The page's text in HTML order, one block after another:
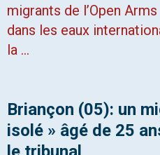
migrants de l’Open
dans les eaux
la …
Briançon (05): un
isolé » âgé de 25